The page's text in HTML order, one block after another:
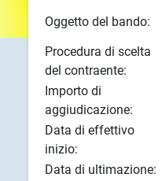
Oggetto del bando:
Procedura di scelta
del contraente:
Importo di
aggiudicazione:
Data di effettivo
inizio:
Data di ultimazione: